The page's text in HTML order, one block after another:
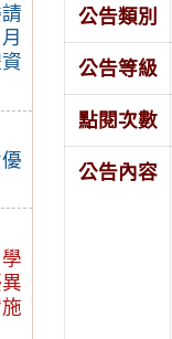
公告類別
公告等級
點閱次數
公告內容